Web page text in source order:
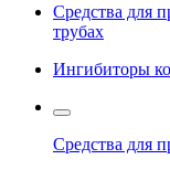
Средства для
трубах
Ингибиторы
Средства для